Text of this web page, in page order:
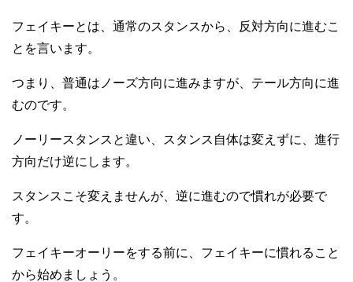
フェイキーとは、通常のスタンスから、反対方向に進むこ
とを言います。
つまり、普通はノーズ方向に進みますが、テール方向に進
むのです。
ノーリースタンスと違い、スタンス自体は変えずに、進行
方向だけ逆にします。
スタンスこそ変えませんが、逆に進むので慣れが必要で
す。
フェイキーオーリーをする前に、フェイキーに慣れること
から始めましょう。